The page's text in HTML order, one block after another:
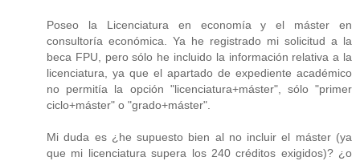
Poseo la Licenciatura en economía y el máster en
consultoría económica. Ya he registrado mi solicitud a la
beca FPU, pero sólo he incluido la información relativa a la
licenciatura, ya que el apartado de expediente académico
no permitía la opción "licenciatura+máster", sólo "primer
ciclo+máster" o "grado+máster".
Mi duda es ¿he supuesto bien al no incluir el máster (ya
que mi licenciatura supera los 240 créditos exigidos)? ¿o